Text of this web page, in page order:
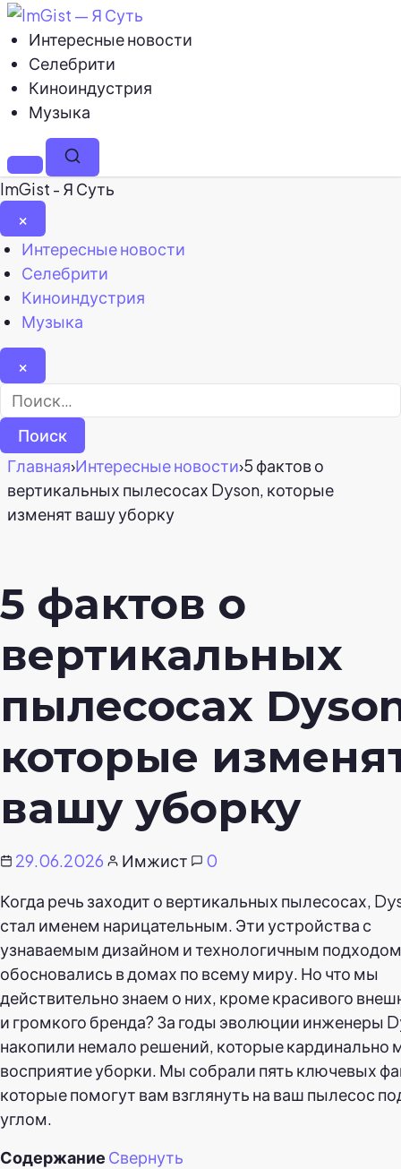
Интересные новости
Селебрити
Киноиндустрия
Музыка
МенюПоиск
ImGist - Я Суть
×
Закрыть
меню
Интересные новости
Селебрити
Киноиндустрия
Музыка
×
Найти:
Главная›Интересные новости›5 фактов о
вертикальных пылесосах Dyson, которые
изменят вашу уборку
5 фактов о
вертикальных
пылесосах
которые
вашу уборку
29.06.2026 Имжист
0
Когда речь заходит о вертикальных пылесосах,
стал именем нарицательным. Эти устройства с
узнаваемым дизайном и технологичным
обосновались в домах по всему миру. Но что мы
действительно знаем о них, кроме красивого
и громкого бренда? За годы эволюции инженеры
накопили немало решений, которые кардинально
восприятие уборки. Мы собрали пять ключевых
которые помогут вам взглянуть на ваш пылесос
углом.
Содержание Свернуть